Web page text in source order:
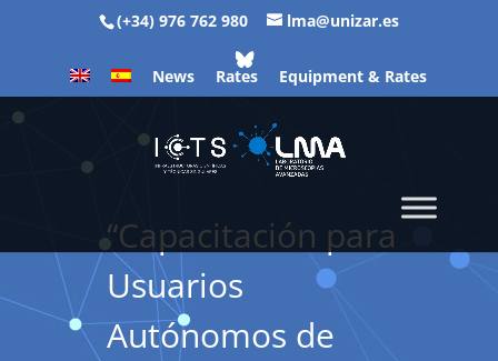
(+34) 976 762 980 lma@unizar.es
News Rates Equipment & Rates
“Capacitación para
Usuarios
Autónomos de